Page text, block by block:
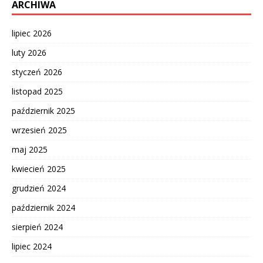
ARCHIWA
lipiec 2026
luty 2026
styczeń 2026
listopad 2025
październik 2025
wrzesień 2025
maj 2025
kwiecień 2025
grudzień 2024
październik 2024
sierpień 2024
lipiec 2024